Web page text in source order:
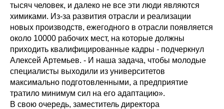
тысяч человек, и далеко не все эти люди являются
химиками. Из-за развития отрасли и реализации
новых производств, ежегодного в отрасли появляется
около 10000 рабочих мест, на которые должны
приходить квалифицированные кадры - подчеркнул
Алексей Артемьев. - И наша задача, чтобы молодые
специалисты выходили из университетов
максимально подготовленными, а предприятие
тратило минимум сил на его адаптацию».
В свою очередь, заместитель директора